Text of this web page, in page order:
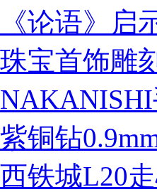
《论语》
珠宝首饰雕
紫铜钻
西铁城L20